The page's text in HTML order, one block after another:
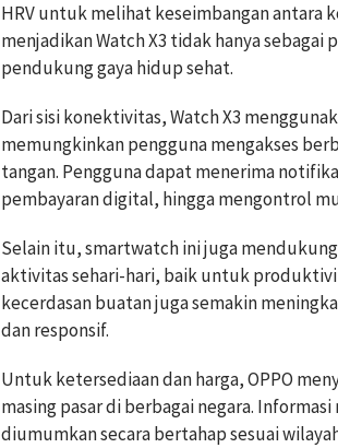
HRV untuk melihat keseimbangan
menjadikan Watch X3 tidak hanya
pendukung gaya hidup sehat.
Dari sisi konektivitas, Watch X3
memungkinkan pengguna mengakses
tangan. Pengguna dapat menerima
pembayaran digital, hingga mengontrol
Selain itu, smartwatch ini juga
aktivitas sehari-hari, baik untuk
kecerdasan buatan juga semakin
dan responsif.
Untuk ketersediaan dan harga, OPPO
masing pasar di berbagai negara.
diumumkan secara bertahap sesuai